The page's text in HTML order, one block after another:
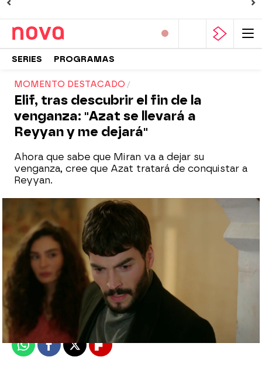
SERIES PROGRAMAS
MOMENTO DESTACADO
Elif, tras descubrir el fin de la
venganza: "Azat se llevará a
Reyyan y me dejará"
Ahora que sabe que Miran va a dejar su
venganza, cree que Azat tratará de conquistar a
Reyyan.
Nova
Madrid
Publicado: 23 de enero de 2021, 23:02
WhatsappFacebook
X Flipboard